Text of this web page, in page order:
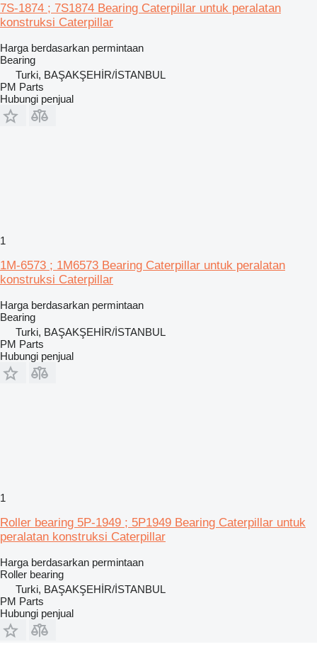
7S-1874 ; 7S1874 Bearing Caterpillar untuk peralatan
konstruksi Caterpillar
Harga berdasarkan permintaan
Bearing
Turki, BAŞAKŞEHİR/İSTANBUL
PM Parts
Hubungi penjual
1
1M-6573 ; 1M6573 Bearing Caterpillar untuk peralatan
konstruksi Caterpillar
Harga berdasarkan permintaan
Bearing
Turki, BAŞAKŞEHİR/İSTANBUL
PM Parts
Hubungi penjual
1
Roller bearing 5P-1949 ; 5P1949 Bearing Caterpillar untuk
peralatan konstruksi Caterpillar
Harga berdasarkan permintaan
Roller bearing
Turki, BAŞAKŞEHİR/İSTANBUL
PM Parts
Hubungi penjual